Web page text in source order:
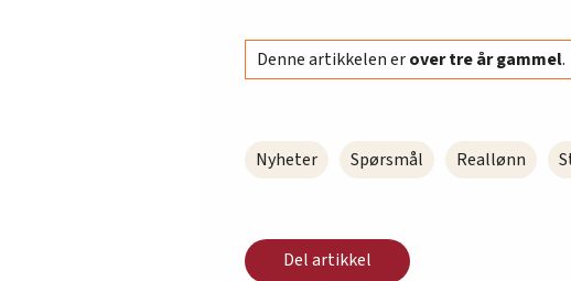
Denne artikkelen erover tre år gammel.
Nyheter Spørsmål Reallønn
Del artikkel